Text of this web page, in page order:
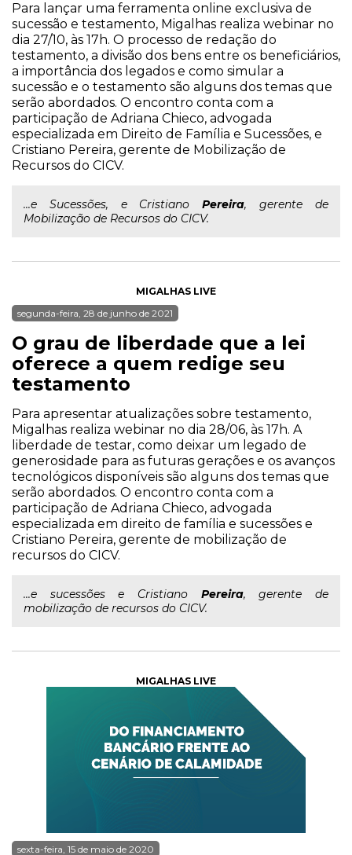
Para lançar uma ferramenta online exclusiva de
sucessão e testamento, Migalhas realiza webinar no
dia 27/10, às 17h. O processo de redação do
testamento, a divisão dos bens entre os beneficiários,
a importância dos legados e como simular a
sucessão e o testamento são alguns dos temas que
serão abordados. O encontro conta com a
participação de Adriana Chieco, advogada
especializada em Direito de Família e Sucessões, e
Cristiano Pereira, gerente de Mobilização de
Recursos do CICV.
...e Sucessões, e CristianoPereira, gerente de
Mobilização de Recursos do CICV.
MIGALHAS LIVE
segunda-feira, 28 de junho de 2021
O grau de liberdade que a lei
oferece a quem redige seu
testamento
Para apresentar atualizações sobre testamento,
Migalhas realiza webinar no dia 28/06, às 17h. A
liberdade de testar, como deixar um legado de
generosidade para as futuras gerações e os avanços
tecnológicos disponíveis são alguns dos temas que
serão abordados. O encontro conta com a
participação de Adriana Chieco, advogada
especializada em direito de família e sucessões e
Cristiano Pereira, gerente de mobilização de
recursos do CICV.
...e sucessões e Cristiano Pereira, gerente de
mobilização de recursos do CICV.
MIGALHAS LIVE
sexta-feira, 15 de maio de 2020